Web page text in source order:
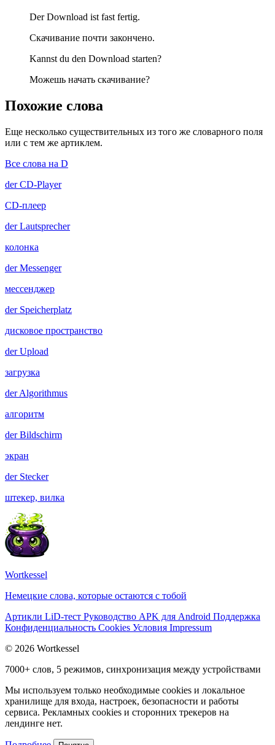
Der Download ist fast fertig.
Скачивание почти закончено.
Kannst du den Download starten?
Можешь начать скачивание?
Похожие слова
Еще несколько существительных из того же словарного поля
или с тем же артиклем.
Все слова на D
derCD-Player
CD-плеер
derLautsprecher
колонка
derMessenger
мессенджер
derSpeicherplatz
дисковое пространство
derUpload
загрузка
derAlgorithmus
алгоритм
derBildschirm
экран
derStecker
штекер, вилка
Wortkessel
Немецкие слова, которые остаются с тобой
Артикли LiD-тест Руководство APK для Android Поддержка
Конфиденциальность Cookies Условия Impressum
© 2026 Wortkessel
7000+ слов, 5 режимов, синхронизация между устройствами
Мы используем только необходимые cookies и локальное
хранилище для входа, настроек, безопасности и работы
сервиса. Рекламных cookies и сторонних трекеров на
лендинге нет.